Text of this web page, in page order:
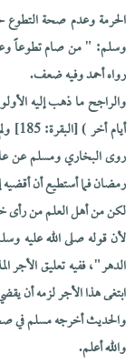
الحرمة وعدم صحة التطوع
وسلم: " من صام تطوعاً
رواه أحمد وفيه ضعف.
والراجح ما ذهب إليه
روى البخاري ومسلم عن
رمضان فما أستطيع أن
لكن من أهل العلم من
لأن قوله صلى الله
الدهر"، ففيه تعليق
ابتغى هذا الأجر لزمه أن
والحديث أخرجه مسلم في
والله أعلم.